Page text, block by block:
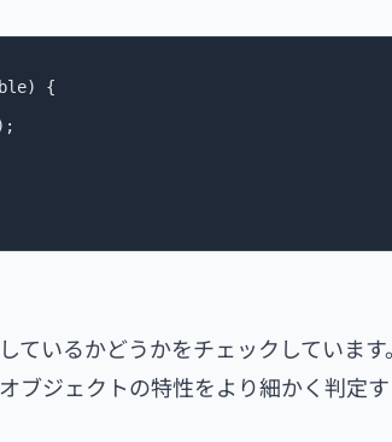
{
いるかどうかをチェックしています
ブジェクトの特性をより細かく判定